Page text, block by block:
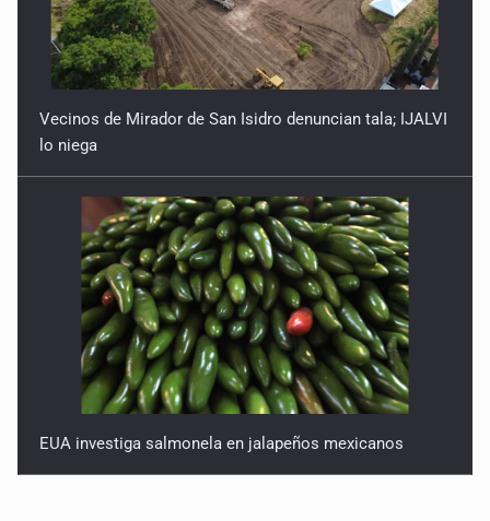
Vecinos de Mirador de San Isidro denuncian tala; IJALVI
lo niega
EUA investiga salmonela en jalapeños mexicanos